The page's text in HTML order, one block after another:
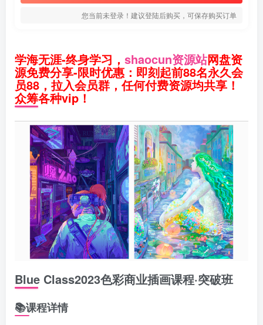
您当前未登录！建议登陆后购买，可保存购买订单
学海无涯-终身学习， shaocun资源站网盘资
源免费分享-限时优惠：即刻起前88名永久会
员88，拉入会员群，任何付费资源均共享！
众筹各种vip！
Blue Class2023色彩商业插画课程·突破班
📚课程详情